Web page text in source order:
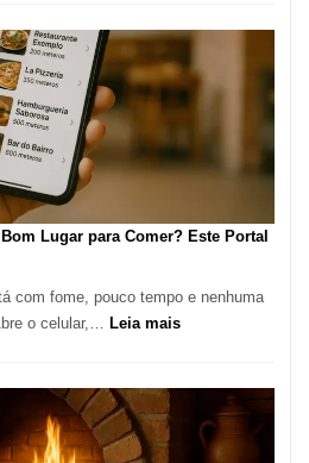
como
reservar
Paulo
Lugar para Comer? Este Portal
com fome, pouco tempo e nenhuma
o celular,… Leia mais:
Encontrar
um